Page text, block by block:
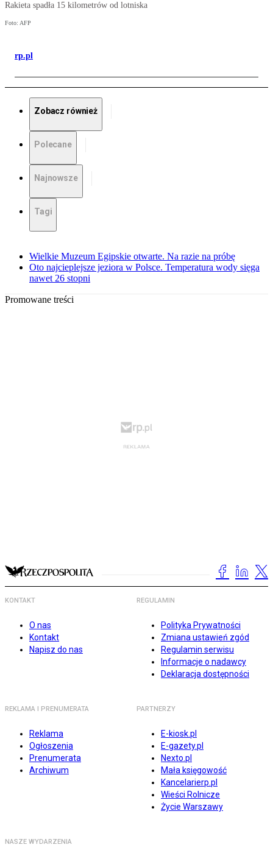
Rakieta spadła 15 kilometrów od lotniska
Foto: AFP
rp.pl
Zobacz również
Polecane
Najnowsze
Tagi
Wielkie Muzeum Egipskie otwarte. Na razie na próbę
Oto najcieplejsze jeziora w Polsce. Temperatura wody sięga
nawet 26 stopni
Promowane treści
KONTAKT
O nas
Kontakt
Napisz do nas
REGULAMIN
Polityka Prywatności
Zmiana ustawień zgód
Regulamin serwisu
Informacje o nadawcy
Deklaracja dostępności
REKLAMA I PRENUMERATA
Reklama
Ogłoszenia
Prenumerata
Archiwum
PARTNERZY
E-kiosk.pl
E-gazety.pl
Nexto.pl
Mała księgowość
Kancelarierp.pl
Wieści Rolnicze
Życie Warszawy
NASZE WYDARZENIA